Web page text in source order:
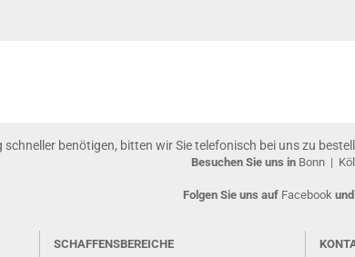
schneller benötigen, bitten wir Sie telefonisch bei uns zu
Besuchen Sie uns in Bonn |
Folgen Sie uns auf Facebook
SCHAFFENSBEREICHE